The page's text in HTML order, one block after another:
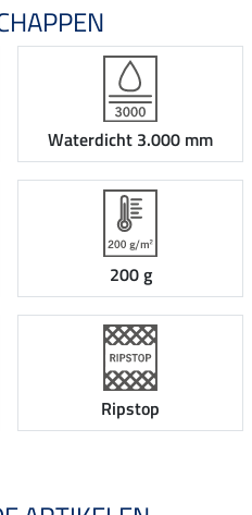
Waterdicht 3.000 mm
200 g
Ripstop